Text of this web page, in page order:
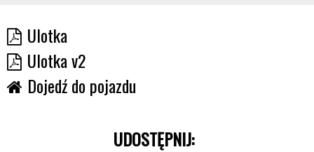
Ulotka
Ulotka v2
Dojedź do pojazdu
UDOSTĘPNIJ: